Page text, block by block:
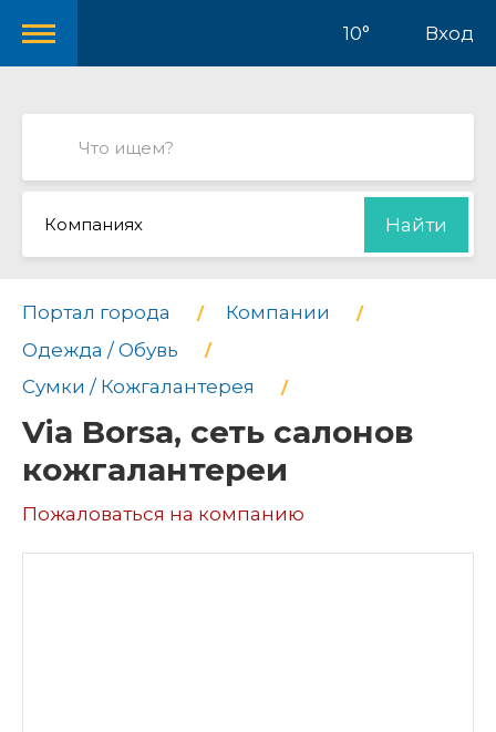
10° Вход
Компаниях Найти
Портал города
Компании
Одежда / Обувь
Сумки / Кожгалантерея
Via Borsa, сеть салонов
кожгалантереи
Пожаловаться на компанию